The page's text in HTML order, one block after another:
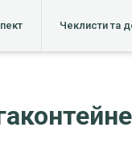
Чеклисти та